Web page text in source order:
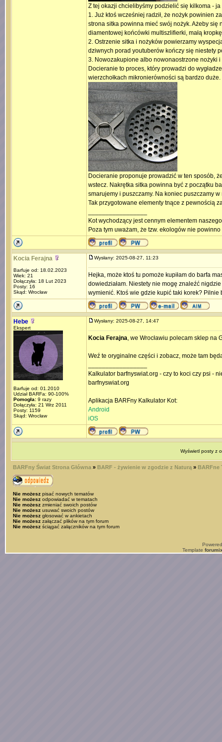
Z tej okazji chcielibyśmy podzielić się kilkoma -
1. Już ktoś wcześniej radził, że nożyk powinien
strona sitka powinna mieć swój nożyk. Ażeby
diamentowej końcówki multiszlifierki, małą
2. Ostrzenie sitka i nożyków powierzamy
dziwnych porad youtuberów kończy się niestety
3. Nowozakupione albo nowonaostrzone nożyki
Docieranie to proces, który prowadzi do
wierzchołkach mikronierówności są bardzo
Docieranie proponuje prowadzić w ten sposób,
wstecz. Nakrętka sitka powinna być z początku
smarujemy i puszczamy. Na koniec puszczamy
Tak przygotowane elementy tnące z pewnością
Kot wychodzący jest cennym elementem
Poza tym uważam, że tzw. ekologów nie powinno
Kocia Ferajna
Barfuje od: 18.02.2023
Wiek: 21
Dołączyła: 18 Lut 2023
Posty: 16
Skąd: Wrocław
Wysłany: 2025-08-27, 11:23
Hejka, może ktoś tu pomoże kupiłam do barfa
dowiedziałam. Niestety nie mogę znaleźć
wymienić. Ktoś wie gdzie kupić taki korek? Pilnie
Hebe
Ekspert
Barfuje od: 01.2010
Udział BARFa: 90-100%
Pomogła: 9 razy
Dołączyła: 21 Wrz 2011
Posty: 1159
Skąd: Wrocław
Wysłany: 2025-08-27, 14:47
Kocia Ferajna, we Wrocławiu polecam sklep
Weź te oryginalne części i zobacz, może tam
Kalkulator barfnyswiat.org - czy to koci czy psi -
barfnyswiat.org
Aplikacja BARFny Kalkulator Kot:
Android
iOS
Wyświetl posty z
BARFny Świat Strona Główna » BARF - żywienie w zgodzie z Naturą » BARFne
Nie możesz pisać nowych tematów
Nie możesz odpowiadać w tematach
Nie możesz zmieniać swoich postów
Nie możesz usuwać swoich postów
Nie możesz głosować w ankietach
Nie możesz załączać plików na tym forum
Nie możesz ściągać załączników na tym forum
Template